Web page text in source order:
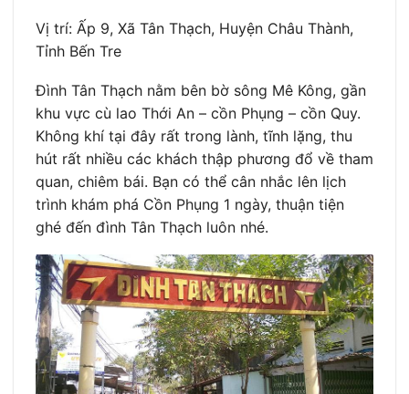
Vị trí: Ấp 9, Xã Tân Thạch, Huyện Châu Thành,
Tỉnh Bến Tre
Đình Tân Thạch nằm bên bờ sông Mê Kông, gần
khu vực cù lao Thới An – cồn Phụng – cồn Quy.
Không khí tại đây rất trong lành, tĩnh lặng, thu
hút rất nhiều các khách thập phương đổ về tham
quan, chiêm bái. Bạn có thể cân nhắc lên lịch
trình khám phá Cồn Phụng 1 ngày, thuận tiện
ghé đến đình Tân Thạch luôn nhé.